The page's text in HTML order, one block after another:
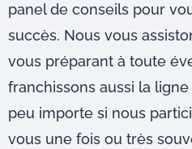
panel de conseils pour
succès. Nous vous
vous préparant à toute
franchissons aussi la ligne
peu importe si nous
vous une fois ou très